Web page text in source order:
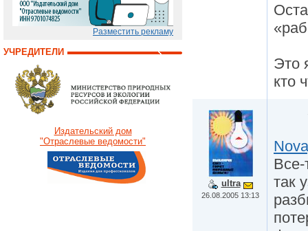
Разместить рекламу
УЧРЕДИТЕЛИ
Издательский дом
"Отраслевые ведомости"
Это
кто
ultra
26.08.2005 13:13
Все-
так